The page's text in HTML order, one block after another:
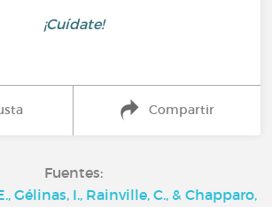
¡Cuídate!
Compartir
Fuentes:
Gélinas, I., Rainville, C., & Chapparo,